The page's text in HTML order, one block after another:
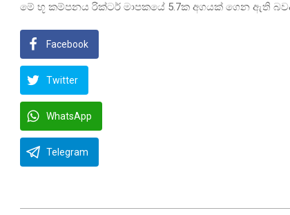
මේ භූ කම්පනය රික්ටර් මාපකයේ 5.7ක අගයක් ගෙන ඇති බවද
Facebook
Twitter
WhatsApp
Telegram